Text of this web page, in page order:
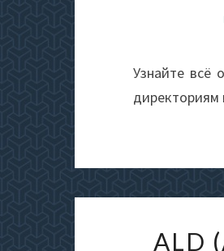
Узнайте всё
директориям
ALD